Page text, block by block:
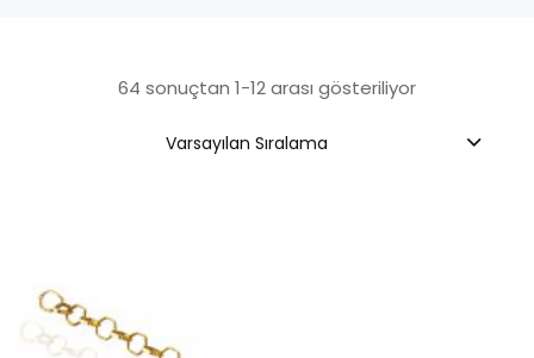
64 sonuçtan 1-12 arası gösteriliyor
Varsayılan Sıralama